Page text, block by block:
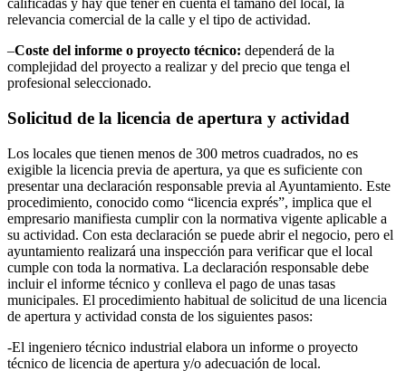
calificadas y hay que tener en cuenta el tamaño del local, la
relevancia comercial de la calle y el tipo de actividad.
–Coste del informe o proyecto técnico: dependerá de la
complejidad del proyecto a realizar y del precio que tenga el
profesional seleccionado.
Solicitud de la licencia de apertura y actividad
Los locales que tienen menos de 300 metros cuadrados, no es
exigible la licencia previa de apertura, ya que es suficiente con
presentar una declaración responsable previa al Ayuntamiento. Este
procedimiento, conocido como “licencia exprés”, implica que el
empresario manifiesta cumplir con la normativa vigente aplicable a
su actividad. Con esta declaración se puede abrir el negocio, pero el
ayuntamiento realizará una inspección para verificar que el local
cumple con toda la normativa. La declaración responsable debe
incluir el informe técnico y conlleva el pago de unas tasas
municipales. El procedimiento habitual de solicitud de una licencia
de apertura y actividad consta de los siguientes pasos:
-El ingeniero técnico industrial elabora un informe o proyecto
técnico de licencia de apertura y/o adecuación de local.